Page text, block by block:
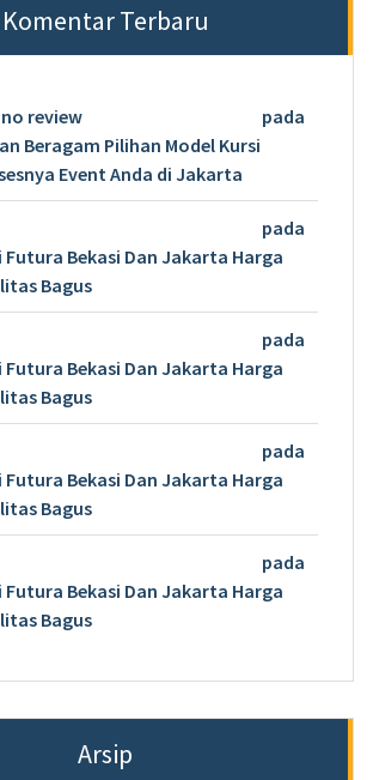
Komentar Terbaru
review
pada
Beragam Pilihan Model Kursi
Event Anda di Jakarta
pada
Futura Bekasi Dan Jakarta Harga
Bagus
pada
Futura Bekasi Dan Jakarta Harga
Bagus
pada
Futura Bekasi Dan Jakarta Harga
Bagus
pada
Futura Bekasi Dan Jakarta Harga
Bagus
Arsip